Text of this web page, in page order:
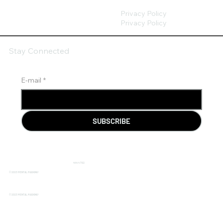
Privacy Policy
Privacy Policy
E-mail *
SUBSCRIBE
Stay Connected
444 4 792
© 2023 MENTAL MASKING®
© 2023 MENTAL MASKING®